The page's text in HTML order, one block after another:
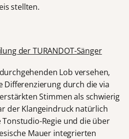
stellten.
der TURANDOT-Sänger
Lob versehen,
Differenzierung durch die via
Stimmen als schwierig
der Klangeindruck natürlich
Regie und die über
Mauer integrierten